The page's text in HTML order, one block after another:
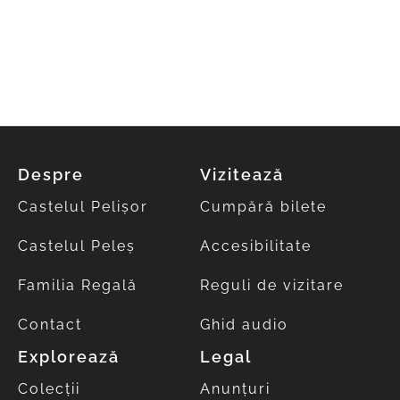
Despre
Castelul Pelișor
Castelul Peleș
Familia Regală
Contact
Vizitează
Cumpără bilete
Accesibilitate
Reguli de vizitare
Ghid audio
Explorează
Colecții
Legal
Anunțuri